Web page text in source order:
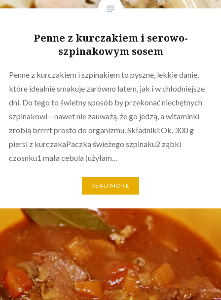
Penne z kurczakiem i serowo-
szpinakowym sosem
Penne z kurczakiem i szpinakiem to pyszne, lekkie danie,
które idealnie smakuje zarówno latem, jak i w chłodniejsze
dni. Do tego to świetny sposób by przekonać niechętnych
szpinakowi – nawet nie zauważą, że go jedzą, a witaminki
zrobią brrrrt prosto do organizmu. Składniki:Ok. 300 g
piersi z kurczakaPaczka świeżego szpinaku2 ząbki
czosnku1 mała cebula (użyłam…
READ MORE